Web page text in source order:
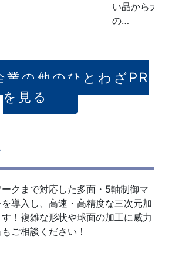
い品から大き
の…
業の他のひとわざPR
を見る
クまで対応した多面・5軸制御マ
導入し、高速・高精度な三次元加
！複雑な形状や球面の加工に威力
ご相談ください！